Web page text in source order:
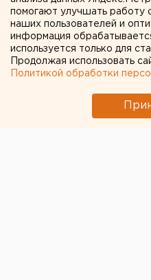
медиков: что
России с 1
помогают улучшать работу
наших пользователей и
информация
используется только для
Продолжая использовать
Политикой обработки